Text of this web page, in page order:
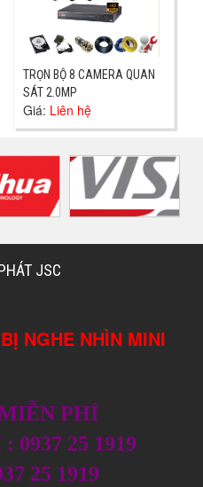
TRỌN BỘ 8 CAMERA QUAN
SÁT 2.0MP
Giá: Liên hệ
JSC
NHÌN MINI
PHÍ
0937 25 1919
25 1919